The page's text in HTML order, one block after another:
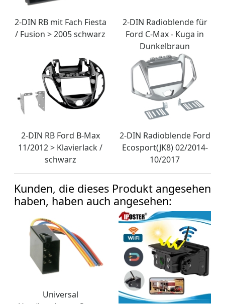
2-DIN RB mit Fach Fiesta
/ Fusion > 2005 schwarz
2-DIN Radioblende für
Ford C-Max - Kuga in
Dunkelbraun
2-DIN RB Ford B-Max
11/2012 > Klavierlack /
schwarz
2-DIN Radioblende Ford
Ecosport(JK8) 02/2014-
10/2017
Kunden, die dieses Produkt angesehen
haben, haben auch angesehen:
Universal